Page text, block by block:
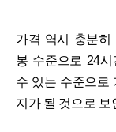
가격 역시 충분히
봉 수준으로 24
수 있는 수준으로
지가 될 것으로 보